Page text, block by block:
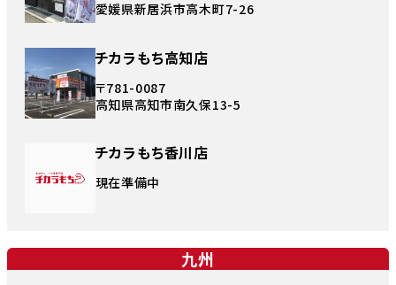
愛媛県新居浜市高木町7-26
チカラもち高知店
〒781-0087
高知県高知市南久保13-5
チカラもち香川店
現在準備中
九州